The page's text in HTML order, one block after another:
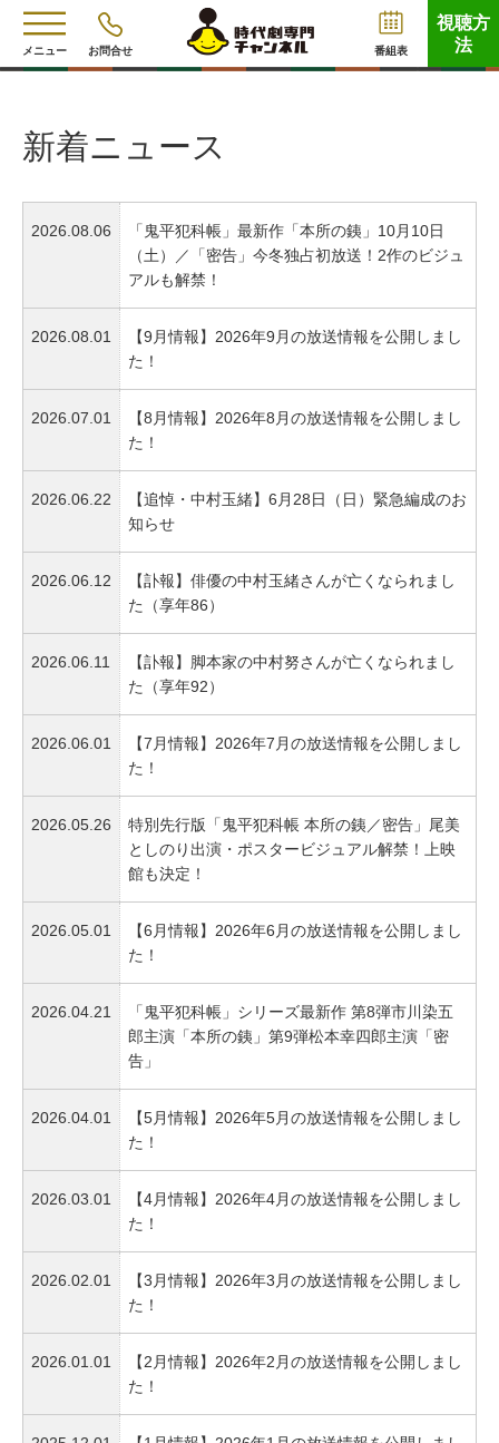
メニュー お問合せ 番組表
視聴方
法
新着ニュース
2026.08.06
「鬼平犯科帳」最新作「本所の銕」10月10日
（土）／「密告」今冬独占初放送！2作のビジュ
アルも解禁！
2026.08.01
【9月情報】2026年9月の放送情報を公開しまし
た！
2026.07.01
【8月情報】2026年8月の放送情報を公開しまし
た！
2026.06.22
【追悼・中村玉緒】6月28日（日）緊急編成のお
知らせ
2026.06.12
【訃報】俳優の中村玉緒さんが亡くなられまし
た（享年86）
2026.06.11
【訃報】脚本家の中村努さんが亡くなられまし
た（享年92）
2026.06.01
【7月情報】2026年7月の放送情報を公開しまし
た！
2026.05.26
特別先行版「鬼平犯科帳 本所の銕／密告」尾美
としのり出演・ポスタービジュアル解禁！上映
館も決定！
2026.05.01
【6月情報】2026年6月の放送情報を公開しまし
た！
2026.04.21
「鬼平犯科帳」シリーズ最新作 第8弾市川染五
郎主演「本所の銕」第9弾松本幸四郎主演「密
告」
2026.04.01
【5月情報】2026年5月の放送情報を公開しまし
た！
2026.03.01
【4月情報】2026年4月の放送情報を公開しまし
た！
2026.02.01
【3月情報】2026年3月の放送情報を公開しまし
た！
2026.01.01
【2月情報】2026年2月の放送情報を公開しまし
た！